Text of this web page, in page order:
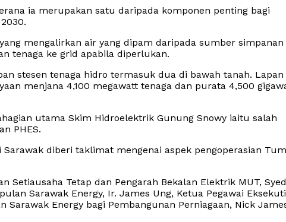
ia merupakan satu daripada komponen penting bagi
mengalirkan air yang dipam daripada sumber
tenaga ke grid apabila diperlukan.
stesen tenaga hidro termasuk dua di bawah tanah. Lapan
menjana 4,100 megawatt tenaga dan purata 4,500
utama Skim Hidroelektrik Gunung Snowy iaitu salah
PHES.
diberi taklimat mengenai aspek pengoperasian
Tetap dan Pengarah Bekalan Elektrik MUT, Syed
Sarawak Energy, Ir. James Ung, Ketua Pegawai
Sarawak Energy bagi Pembangunan Perniagaan, Nick